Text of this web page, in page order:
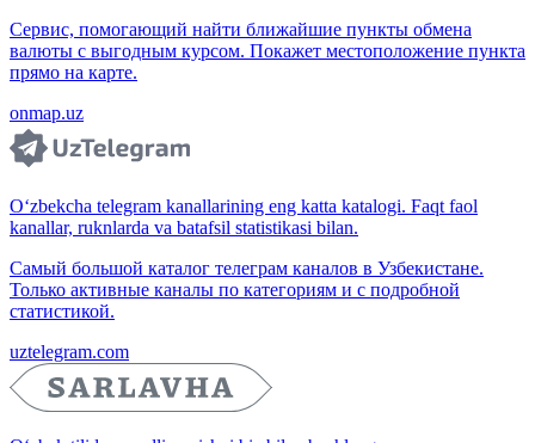
Сервис, помогающий найти ближайшие пункты обмена
валюты с выгодным курсом. Покажет местоположение пункта
прямо на карте.
onmap.uz
O‘zbekcha telegram kanallarining eng katta katalogi. Faqt faol
kanallar, ruknlarda va batafsil statistikasi bilan.
Самый большой каталог телеграм каналов в Узбекистане.
Только активные каналы по категориям и с подробной
статистикой.
uztelegram.com